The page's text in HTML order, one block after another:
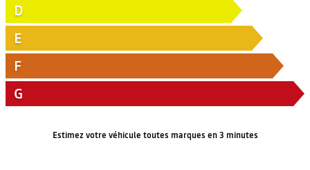
D
E
F
G
Estimez votre véhicule toutes marques en 3 minutes